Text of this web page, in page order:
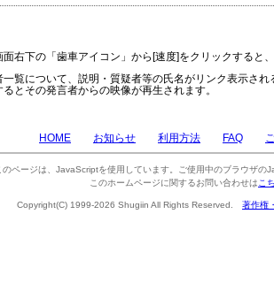
面右下の「歯車アイコン」から[速度]をクリックすると
一覧について、説明・質疑者等の氏名がリンク表示さ
るとその発言者からの映像が再生されます。
HOME お知らせ 利用方法 FAQ
のページは、JavaScriptを使用しています。ご使用中のブラウザの
このホームページに関するお問い合わせは こ
Copyright(C) 1999-2026 Shugiin All Rights Reserved. 著作権